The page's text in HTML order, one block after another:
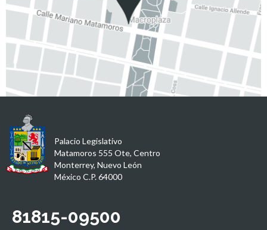
Palacio Legislativo
Matamoros 555 Ote, Centro
Monterrey, Nuevo León
México C.P. 64000
81815-09500